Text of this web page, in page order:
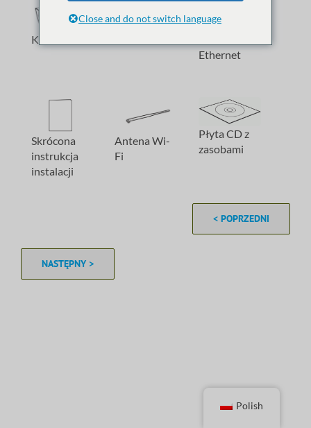
Kamera IP
Ethernet
Skrócona
instrukcja
instalacji
Antena Wi-
Fi
Płyta CD z
zasobami
< POPRZEDNI
NASTĘPNY >
Polish
Close and do not switch language